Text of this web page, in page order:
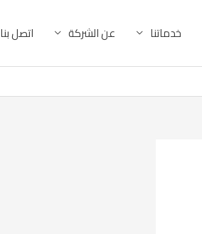
خدماتنا عن الشركة اتصل بنا